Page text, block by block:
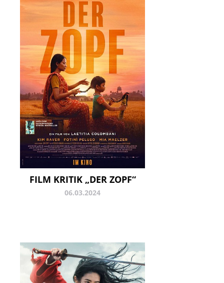
FILM KRITIK „DER ZOPF“
06.03.2024